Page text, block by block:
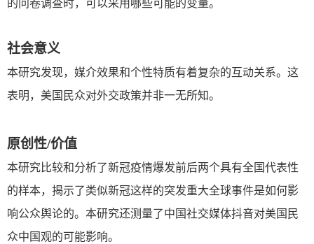
的问卷调查时，可以采用哪些可能的变量。
社会意义
本研究发现，媒介效果和个性特质有着复杂的互动关系。这
表明，美国民众对外交政策并非一无所知。
原创性/价值
本研究比较和分析了新冠疫情爆发前后两个具有全国代表性
的样本，揭示了类似新冠这样的突发重大全球事件是如何影
响公众舆论的。本研究还测量了中国社交媒体抖音对美国民
众中国观的可能影响。